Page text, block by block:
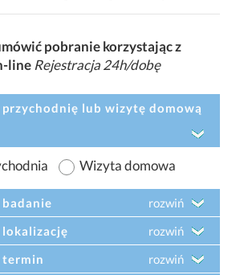
pobranie korzystając z
line Rejestracja 24h/dobę
lub wizytę domową
Wizyta domowa
rozwiń
rozwiń
termin
rozwiń